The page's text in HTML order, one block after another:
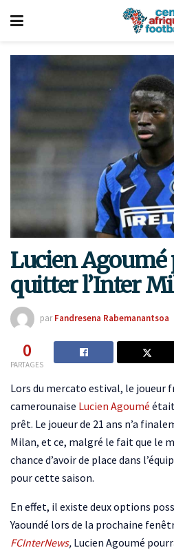
Lucien
quitter l’Inter
par Fandresena Rabemanantsoa
0
PARTAGES
Lors du mercato estival, le joueur
camerounaise Lucien Agoumé
prêt. Le joueur de 21 ans n’a
Milan, et ce, malgré le fait que le
chance d’avoir de place dans
pour cette saison.
En effet, il existe deux options
Yaoundé lors de la prochaine
FCInterNews, Lucien Agoumé